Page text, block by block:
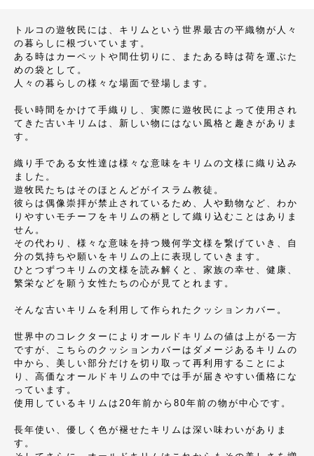
トルコの遊牧民には、キリムという世界最古の平織物が人々
の暮らしに根づいています。
ある時はカーペットや間仕切りに、またある時は荷を運ぶた
めの袋として。
人々の暮らしの様々な場面で登場します。
長い時間をかけて手織りし、実際に遊牧民によって使用され
てきた古いキリムは、新しい物にはない風格と趣きがありま
す。
織り手である女性達は様々な意味をキリムの文様に織り込み
ました。
遊牧民たちはそのほとんどがイスラム教徒。
彼らは偶像崇拝が禁止されているため、人や動物など、わか
りやすいモチーフをキリムの柄として織り込むことはありま
せん。
その代わり、様々な意味を持つ幾何学文様を繋げていき、自
分の気持ちや願いをキリムの上に表現していきます。
ひとつずつキリムの文様を読み解くと、家族の幸せ、健康、
繁栄などを願う女性たちの心が見てとれます。
そんな古いキリムを利用して作られたクッションカバー。
世界中のコレクターによりオールドキリムの値は上がる一方
ですが、こちらのクッションカバーはダメージあるキリムの
中から、美しい部分だけを切り取って再利用することによ
り、高価なオールドキリムの中では手が届きやすい価格にな
っています。
使用しているキリムは20年前から80年前の物が中心です。
長年使い、優しく色が褪せたキリムは深い味わいがありま
す。